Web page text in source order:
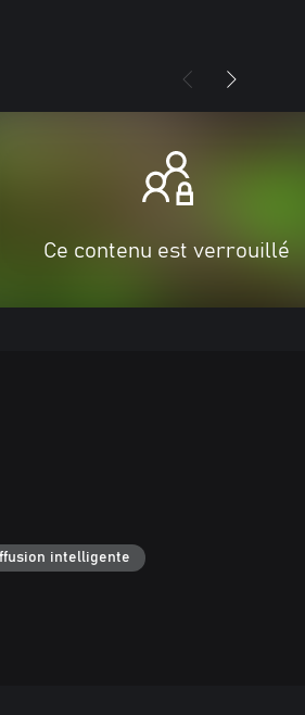
Ce contenu est verrouillé
intelligente